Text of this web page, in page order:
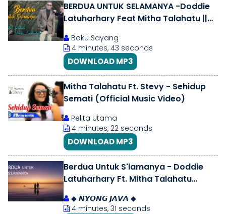
BERDUA UNTUK SELAMANYA -Doddie
Latuharhary Feat Mitha Talahatu ||
Baku Sayang
4 minutes, 43 seconds
DOWNLOAD MP3
Mitha Talahatu Ft. Stevy - Sehidup
Semati (Official Music Video)
Pelita Utama
4 minutes, 22 seconds
DOWNLOAD MP3
Berdua Untuk S'lamanya - Doddie
Latuharhary Ft. Mitha Talahatu
◆ 𝙉𝙔𝙊𝙉𝙂 𝙅𝘼𝙑𝘼 ◆
4 minutes, 31 seconds